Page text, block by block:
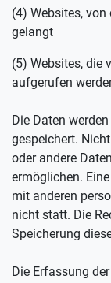
(4) Websites,
gelangt
(5) Websites, die
aufgerufen
Die Daten
gespeichert.
oder andere
ermöglichen.
mit anderen
nicht statt. Die
Speicherung
Die Erfassung